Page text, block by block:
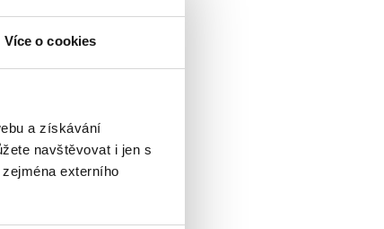
Více o cookies
a získávání
navštěvovat i jen s
externího